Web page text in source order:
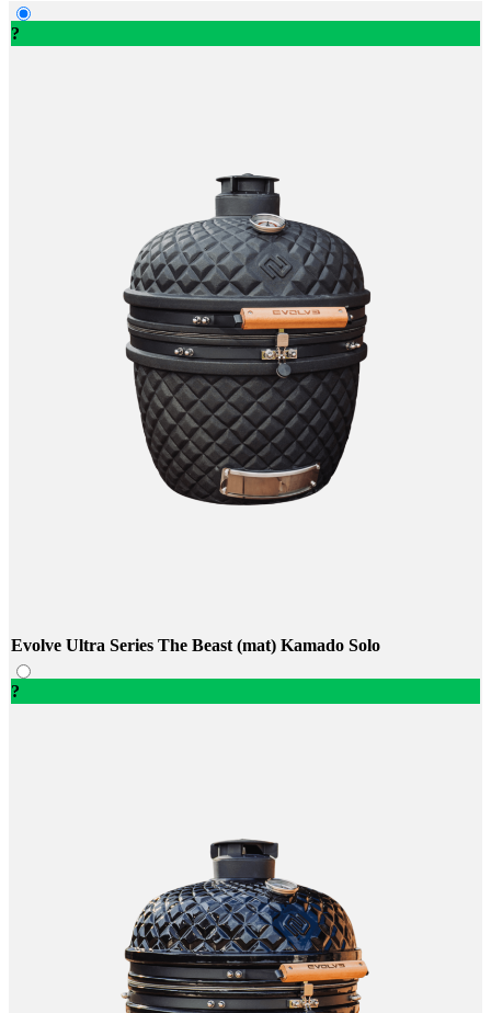
?
Evolve Ultra Series The Beast (mat) Kamado Solo
?